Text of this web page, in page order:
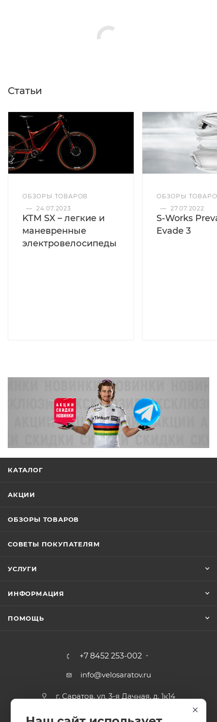
Статьи
ОБЗОРЫ ТОВАРОВ
— 24.07.2023
KTM SX – легкие и
маневренные
электровелосипеды
ОБЗОРЫ
— 27.07.2022
S-Works
Evade 3
КАТАЛОГ
АКЦИИ
ОБЗОРЫ ТОВАРОВ
СОВЕТЫ ПОКУПАТЕЛЯМ
УСЛУГИ
ИНФОРМАЦИЯ
ПОМОЩЬ
+7 8452 253-002
info@velosaratov.ru
г. Саратов, ул. 3-я Дачная, д. 1к14